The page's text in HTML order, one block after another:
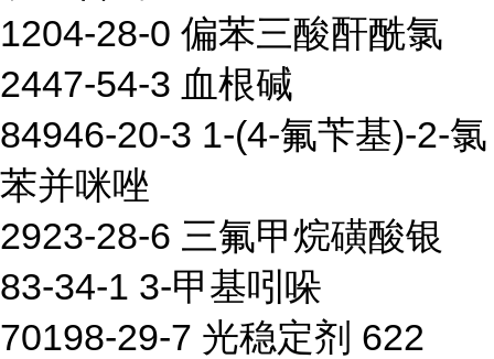
1204-28-0 偏苯三酸酐酰氯
2447-54-3 血根碱
84946-20-3 1-(4-氟苄基)-2-氯
苯并咪唑
2923-28-6 三氟甲烷磺酸银
83-34-1 3-甲基吲哚
70198-29-7 光稳定剂 622